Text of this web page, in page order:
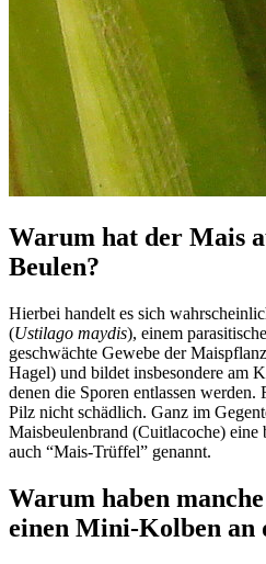
Warum hat der Mais
Beulen?
Hierbei handelt es sich
(Ustilago maydis), einem
geschwächte Gewebe der
Hagel) und bildet insbesondere am
denen die Sporen entlassen
Pilz nicht schädlich. Ganz im
Maisbeulenbrand (Cuitlacoche)
auch “Mais-Trüffel” genannt.
Warum haben
einen Mini-Kolben an